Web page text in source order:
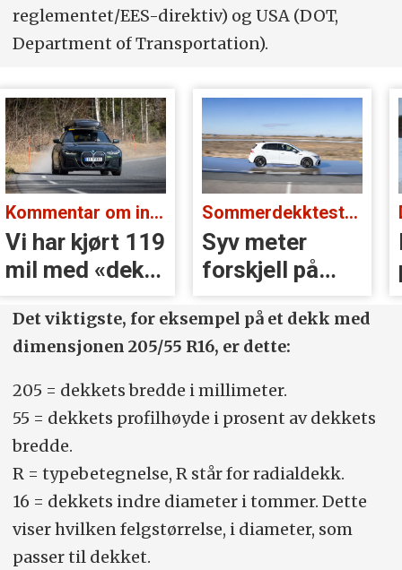
reglementet/EES-direktiv) og USA (DOT,
Department of Transportation).
Sommerdekktest 2026:
Syv meter
forskjell på
godt og dårlig
dekk
De beste
piggdekkene
Det viktigste, for eksempel på et dekk med
dimensjonen 205/55 R16, er dette:
205 = dekkets bredde i millimeter.
55 = dekkets profilhøyde i prosent av dekkets
bredde.
R = typebetegnelse, R står for radialdekk.
16 = dekkets indre diameter i tommer. Dette
viser hvilken felgstørrelse, i diameter, som
passer til dekket.